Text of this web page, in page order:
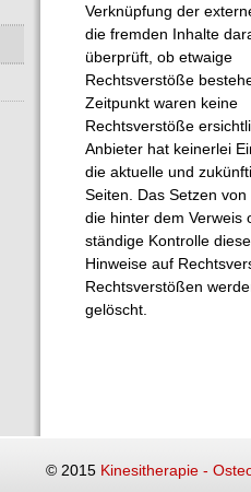
Verknüpfung der
die fremden Inhalte
überprüft, ob etwaige
Rechtsverstöße
Zeitpunkt waren keine
Rechtsverstöße
Anbieter hat keinerlei
die aktuelle und
Seiten. Das Setzen
die hinter dem Verweis
ständige Kontrolle
Hinweise auf
Rechtsverstößen
gelöscht.
© 2015 Kinesitherapie -